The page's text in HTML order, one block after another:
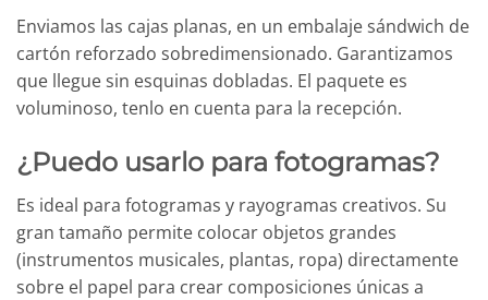
Enviamos las cajas planas, en un embalaje sándwich de
cartón reforzado sobredimensionado. Garantizamos
que llegue sin esquinas dobladas. El paquete es
voluminoso, tenlo en cuenta para la recepción.
¿Puedo usarlo para fotogramas?
Es ideal para fotogramas y rayogramas creativos. Su
gran tamaño permite colocar objetos grandes
(instrumentos musicales, plantas, ropa) directamente
sobre el papel para crear composiciones únicas a